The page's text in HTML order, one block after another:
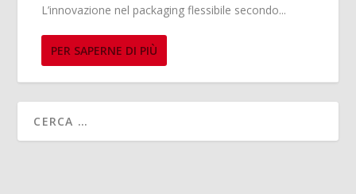
L’innovazione nel packaging flessibile secondo...
PER SAPERNE DI PIÙ